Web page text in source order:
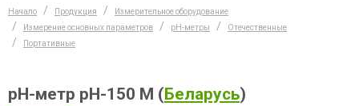
Начало Продукция
Измерительное оборудование
Измерение основных параметров
pH-метры
Отечественные
Портативные
pH-метр рН-150 М (Беларусь)